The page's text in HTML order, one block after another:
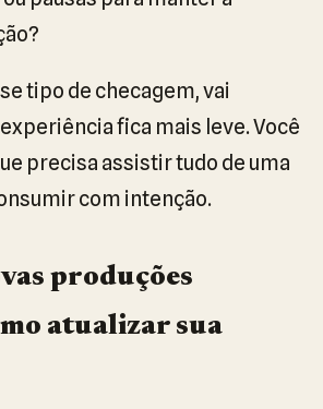
tipo de checagem, vai
fica mais leve. Você
precisa assistir tudo de uma
com intenção.
produções
atualizar sua